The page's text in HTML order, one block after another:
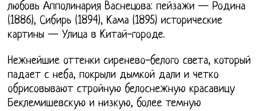
любовь Апполинария Васнецова: пейзажи — Родина
(1886), Сибирь (1894), Кама (1895) исторические
картины — Улица в Китай-городе.
Нежнейшие оттенки сиренево-белого света, который
падает с неба, покрыли дымкой дали и четко
обрисовывают стройную белоснежную красавицу
Беклемишевскую и низкую, более темную